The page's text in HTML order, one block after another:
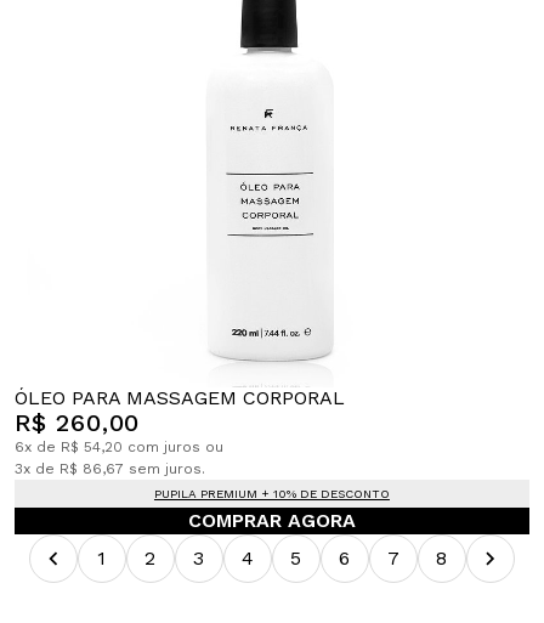
ÓLEO PARA MASSAGEM CORPORAL
R$ 260,00
6x de R$ 54,20 com juros ou
3x de R$ 86,67 sem juros.
PUPILA PREMIUM + 10% DE DESCONTO
COMPRAR AGORA
1
2 3 4 5 6 7 8